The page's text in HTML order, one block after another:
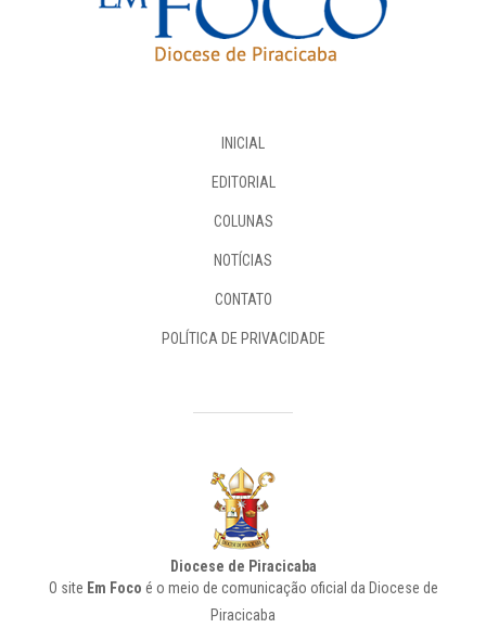
INICIAL
EDITORIAL
COLUNAS
NOTÍCIAS
CONTATO
POLÍTICA DE PRIVACIDADE
Diocese de Piracicaba
O site Em Foco é o meio de comunicação oficial da Diocese de
Piracicaba